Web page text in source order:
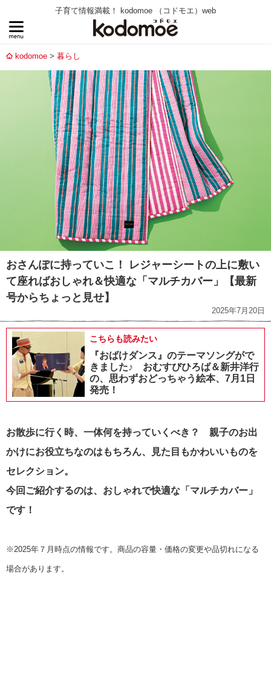
子育て情報満載！ kodomoe （コドモエ）web
kodomoe 暮らし
おさんぽに持っていこ！ レジャーシートの上に敷い
て座ればおしゃれ＆快適な「マルチカバー」【最新
号からちょっと見せ】
2025年7月20日
こちらも読みたい
『おばけダンス』のテーマソングがで
きました♪ おむすびひろば＆新井洋行
の、思わずおどっちゃう絵本、7月1日
発売！
お散歩に行く時、一体何を持っていくべき？ 親子のお出
かけにお役立ちなのはもちろん、見た目もかわいいものを
セレクション。
今回ご紹介するのは、おしゃれで快適な「マルチカバー」
です！
※2025年７月時点の情報です。商品の容量・価格の変更や品切れになる
場合があります。